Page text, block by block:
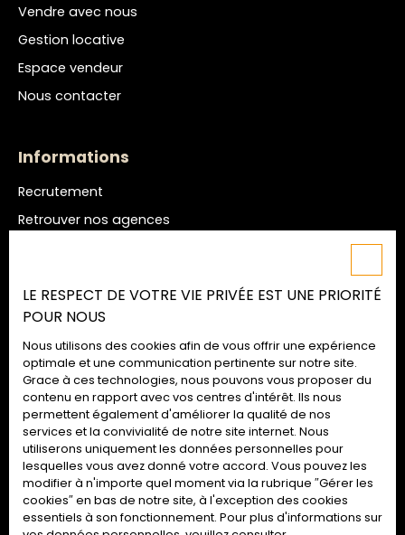
Vendre avec nous
Gestion locative
Espace vendeur
Nous contacter
Informations
Recrutement
Retrouver nos agences
Politique de confidentialité
Gérer les cookies
Propulsé par
02 52 09 72 74
LE RESPECT DE VOTRE VIE PRIVÉE EST UNE PRIORITÉ
POUR NOUS
Nous utilisons des cookies afin de vous offrir une expérience
optimale et une communication pertinente sur notre site.
Grace à ces technologies, nous pouvons vous proposer du
contenu en rapport avec vos centres d'intérêt. Ils nous
permettent également d'améliorer la qualité de nos
services et la convivialité de notre site internet. Nous
utiliserons uniquement les données personnelles pour
lesquelles vous avez donné votre accord. Vous pouvez les
modifier à n'importe quel moment via la rubrique ″Gérer les
cookies″ en bas de notre site, à l'exception des cookies
essentiels à son fonctionnement. Pour plus d'informations sur